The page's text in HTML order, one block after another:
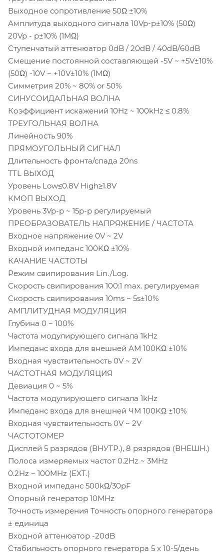
Выходное сопротивление 50Ω ±10%
Амплитуда выходного сигнала 10Vp-p±10% (50Ω)
20Vp - p±10% (1MΩ)
Ступенчатый аттенюатор 0dB / 20dB / 40dB/60dB
Смещение постоянной составляющей -5V ~ +5V±10%
(50Ω) -10V ~ +10V±10% (1MΩ)
Симметрия 20% ~ 80% or 50%
СИНУСОИДАЛЬНАЯ ВОЛНА
Коэффициент искажений 10Hz ~ 100kHz ≤ 0.8%
ТРЕУГОЛЬНАЯ ВОЛНА
Линейность 90%
ПРЯМОУГОЛЬНЫЙ СИГНАЛ
Длительность фронта/спада 20ns
TTL ВЫХОД
Уровень Low≤0.8V High≥1.8V
КМОП ВЫХОД
Уровень 3Vp-p ~ 15p-p регулируемый
ПРЕОБРАЗОВАТЕЛЬ НАПРЯЖЕНИЕ / ЧАСТОТА
Входное напряжение 0V ~ 2V
Входной импеданс 100KΩ ±10%
КАЧАНИЕ ЧАСТОТЫ
Режим свипирования Lin./Log.
Скорость свипирования 100:1 max. регулируемая
Скорость свипирования 10ms ~ 5s±10%
АМПЛИТУДНАЯ МОДУЛЯЦИЯ
Глубина 0 ~ 100%
Частота модулирующего сигнала 1kHz
Импеданс входа для внешней АМ 100KΩ ±10%
Входная чувствительность 0V ~ 2V
ЧАСТОТНАЯ МОДУЛЯЦИЯ
Девиация 0 ~ 5%
Частота модулирующего сигнала 1kHz
Импеданс входа для внешней ЧМ 100KΩ ±10%
Входная чувствительность 0V ~ 2V
ЧАСТОТОМЕР
Дисплей 5 разрядов (ВНУТР.), 8 рязрядов (ВНЕШН.)
Полоса измеряемых частот 0.2Hz ~ 3MHz
0.2Hz ~ 100MHz (EXT.)
Входной импеданс 500kΩ/30pF
Опорный генератор 10MHz
Точность измерения Точность опорного генератора
± единица
Входной аттенюатор -20dB
Стабильность опорного генератора 5 x 10-5/день